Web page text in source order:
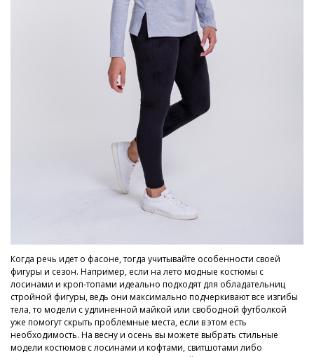
Когда речь идет о фасоне, тогда учитывайте особенности своей
фигуры и сезон. Например, если на лето модные костюмы с
лосинами и кроп-топами идеально подходят для обладательниц
стройной фигуры, ведь они максимально подчеркивают все изгибы
тела, то модели с удлиненной майкой или свободной футболкой
уже помогут скрыть проблемные места, если в этом есть
необходимость. На весну и осень вы можете выбрать стильные
модели костюмов с лосинами и кофтами, свитшотами либо